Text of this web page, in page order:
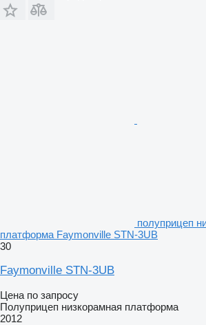
полуприцеп
платформа Faymonville STN-3UB
30
Faymonville STN-3UB
Цена по запросу
Полуприцеп низкорамная платформа
2012